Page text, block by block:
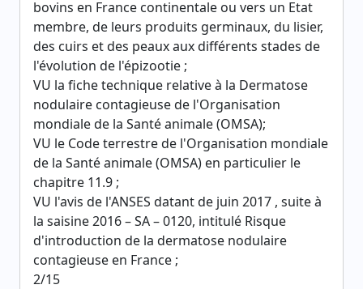
bovins en France continentale ou vers un Etat
membre, de leurs produits germinaux, du lisier,
des cuirs et des peaux aux différents stades de
l'évolution de l'épizootie ;
VU la fiche technique relative à la Dermatose
nodulaire contagieuse de l'Organisation
mondiale de la Santé animale (OMSA);
VU le Code terrestre de l'Organisation mondiale
de la Santé animale (OMSA) en particulier le
chapitre 11.9 ;
VU l'avis de l'ANSES datant de juin 2017 , suite à
la saisine 2016 – SA – 0120, intitulé Risque
d'introduction de la dermatose nodulaire
contagieuse en France ;
2/15